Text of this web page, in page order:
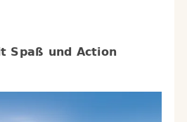
Spaß und Action